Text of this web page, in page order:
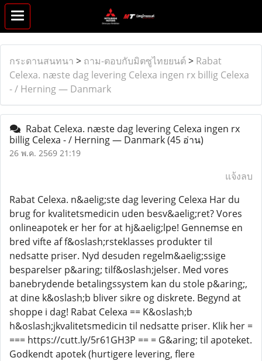
กระดานสนทนา > ถาม-ตอบกับมิตซูไทยยนต์ > Rabat
Celexa. næste dag levering Celexa ingen rx billig Celexa
- / Herning — Danmark
Rabat Celexa. næste dag levering Celexa ingen rx
billig Celexa - / Herning — Danmark(45 อ่าน)
26 พ.ค. 2569 21:19
แจ้งลบ
Rabat Celexa. n&aelig;ste dag levering Celexa Har du
brug for kvalitetsmedicin uden besv&aelig;ret? Vores
onlineapotek er her for at hj&aelig;lpe! Gennemse en
bred vifte af f&oslash;rsteklasses produkter til
nedsatte priser. Nyd desuden regelm&aelig;ssige
besparelser p&aring; tilf&oslash;jelser. Med vores
banebrydende betalingssystem kan du stole p&aring;,
at dine k&oslash;b bliver sikre og diskrete. Begynd at
shoppe i dag! Rabat Celexa == K&oslash;b
h&oslash;jkvalitetsmedicin til nedsatte priser. Klik her =
=== https://cutt.ly/5r61GH3P == = G&aring; til apoteket.
Godkendt apotek (hurtigere levering, flere